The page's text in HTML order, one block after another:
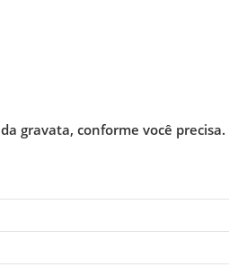
gravata, conforme você precisa.